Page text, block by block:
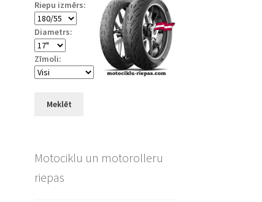
Riepu izmērs:
Diametrs:
Zīmoli:
Meklēt
Motociklu un motorolleru
riepas